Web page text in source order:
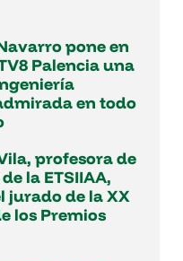
pone en
Palencia una
en todo
profesora de
la ETSIIAA,
jurado de la XX
los Premios